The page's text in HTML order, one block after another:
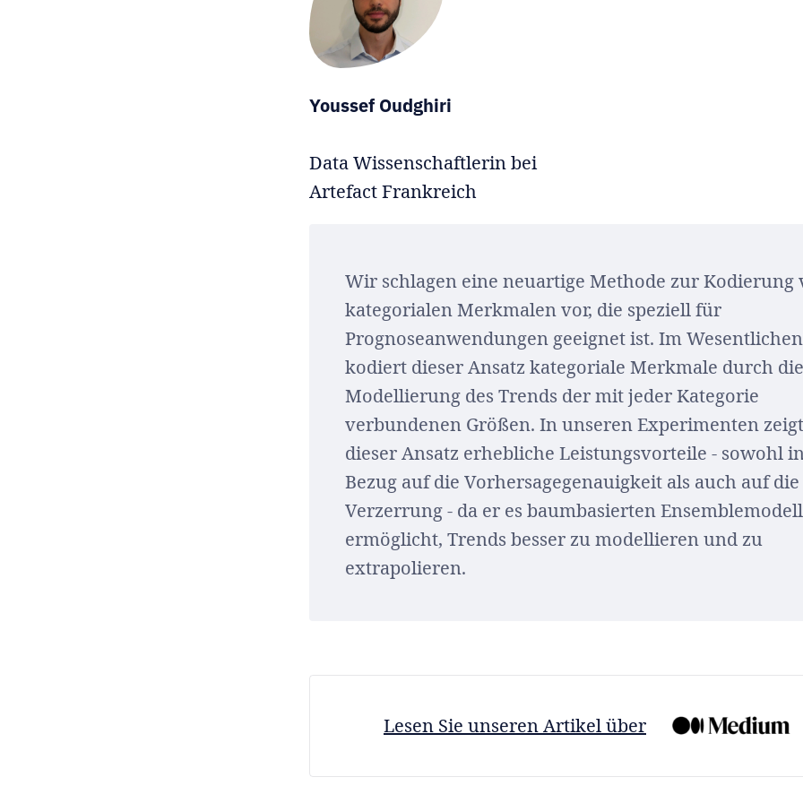
Youssef Oudghiri
Data Wissenschaftlerin bei
Artefact Frankreich
Wir schlagen eine neuartige Methode zur Kodierung
kategorialen Merkmalen vor, die speziell für
Prognoseanwendungen geeignet ist. Im Wesentlichen
kodiert dieser Ansatz kategoriale Merkmale durch die
Modellierung des Trends der mit jeder Kategorie
verbundenen Größen. In unseren Experimenten zeigt
dieser Ansatz erhebliche Leistungsvorteile - sowohl
Bezug auf die Vorhersagegenauigkeit als auch auf die
Verzerrung - da er es baumbasierten
ermöglicht, Trends besser zu modellieren und zu
extrapolieren.
Lesen Sie unseren Artikel über